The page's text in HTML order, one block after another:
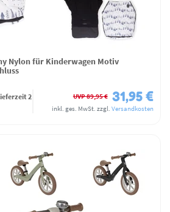
Nylon für Kinderwagen Motiv
2
UVP 89,95 € 31,95 €
inkl. ges. MwSt. zzgl. Versandkosten